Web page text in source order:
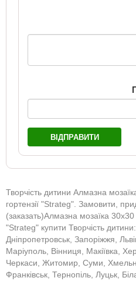
ВІДПРАВИТИ
Творчість дитини Алмазна
гортензії "Strateg". Замовити,
(заказать)Алмазна мозаїка 30х30
"Strateg" купити Творчість
Дніпропетровськ, Запоріжжя,
Маріуполь, Вінниця, Макіївка,
Черкаси, Житомир, Суми,
Франківськ, Тернопіль, Луцьк,